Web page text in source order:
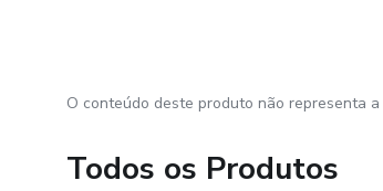
O conteúdo deste produto não representa
Todos os Produtos